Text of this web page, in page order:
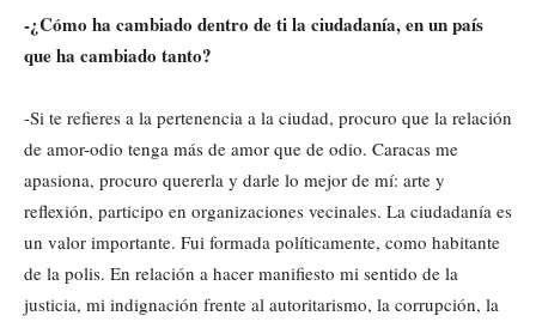
-¿Cómo ha cambiado dentro de ti la ciudadanía, en un país
que ha cambiado tanto?
-Si te refieres a la pertenencia a la ciudad, procuro que la relación
de amor-odio tenga más de amor que de odio. Caracas me
apasiona, procuro quererla y darle lo mejor de mí: arte y
reflexión, participo en organizaciones vecinales. La ciudadanía es
un valor importante. Fui formada políticamente, como habitante
de la polis. En relación a hacer manifiesto mi sentido de la
justicia, mi indignación frente al autoritarismo, la corrupción, la